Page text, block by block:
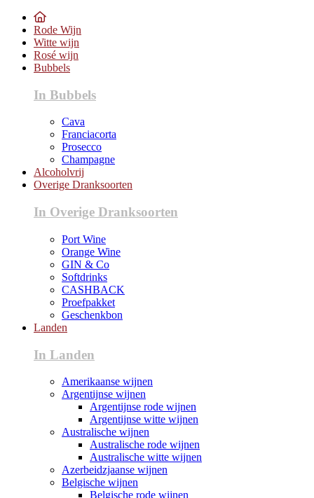
Rode Wijn
Witte wijn
Rosé wijn
Bubbels
In Bubbels
Cava
Franciacorta
Prosecco
Champagne
Alcoholvrij
Overige Dranksoorten
In Overige Dranksoorten
Port Wine
Orange Wine
GIN & Co
Softdrinks
CASHBACK
Proefpakket
Geschenkbon
Landen
In Landen
Amerikaanse wijnen
Argentijnse wijnen
Argentijnse rode wijnen
Argentijnse witte wijnen
Australische wijnen
Australische rode wijnen
Australische witte wijnen
Azerbeidzjaanse wijnen
Belgische wijnen
Belgische rode wijnen